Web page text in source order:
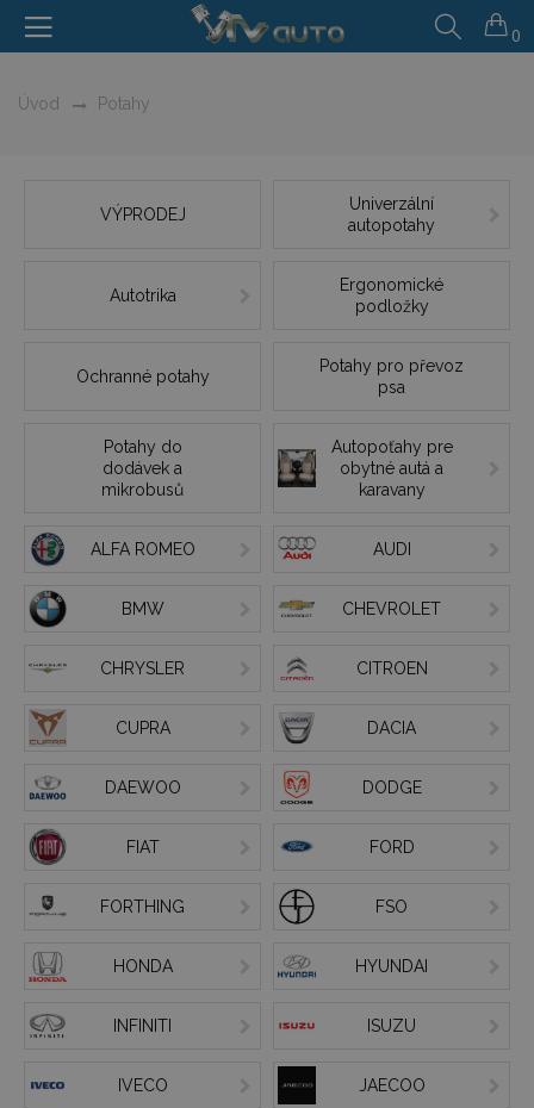
0
Úvod Potahy
VÝPRODEJ
Univerzální
autopotahy
Autotrika
Ergonomické
podložky
Ochranné potahy
Potahy pro převoz
psa
Potahy do
dodávek a
mikrobusů
Autopoťahy pre
obytné autá a
karavany
ALFA ROMEO AUDI
BMW CHEVROLET
CHRYSLER CITROEN
CUPRA DACIA
DAEWOO DODGE
FIAT FORD
FORTHING FSO
HONDA HYUNDAI
INFINITI ISUZU
IVECO JAECOO